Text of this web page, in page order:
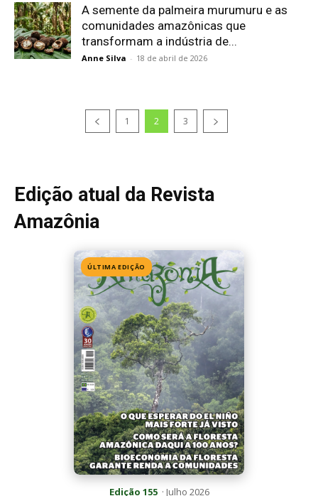
A semente da palmeira murumuru e as
comunidades amazônicas que
transformam a indústria de...
Anne Silva - 18 de abril de 2026
1 2 3
Edição atual da Revista
Amazônia
ÚLTIMA EDIÇÃO
Edição 155· Julho 2026